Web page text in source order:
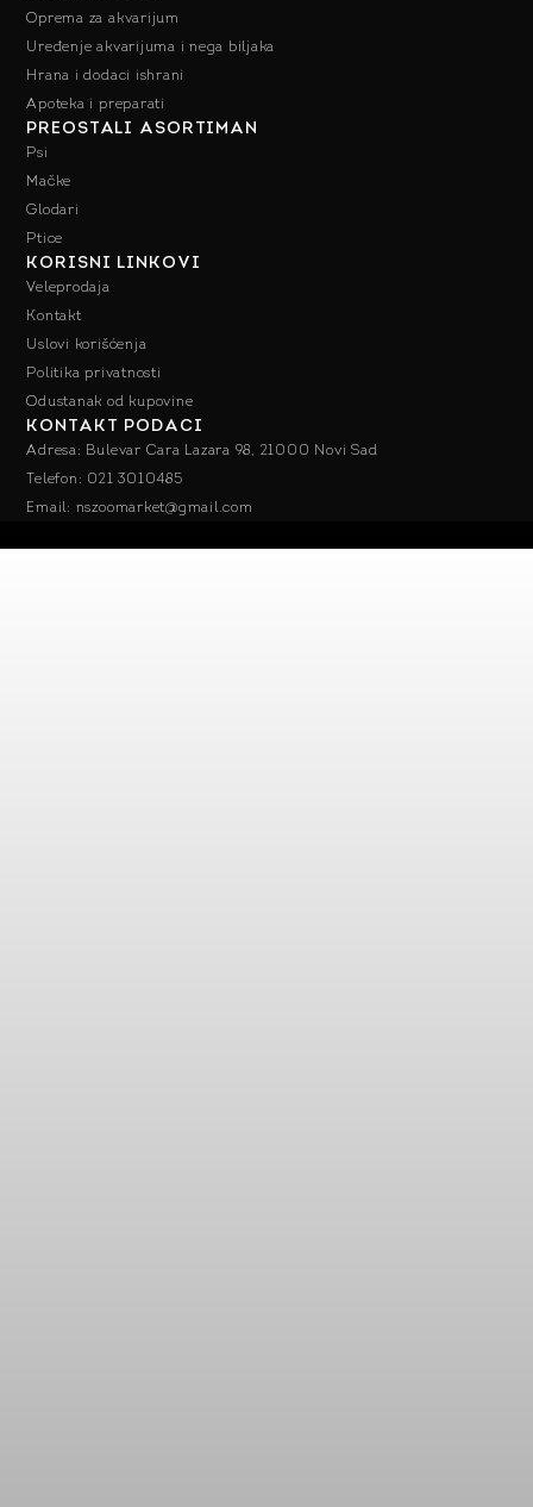
Oprema za akvarijum
Uređenje akvarijuma i nega biljaka
Hrana i dodaci ishrani
Apoteka i preparati
PREOSTALI ASORTIMAN
Psi
Mačke
Glodari
Ptice
KORISNI LINKOVI
Veleprodaja
Kontakt
Uslovi korišćenja
Politika privatnosti
Odustanak od kupovine
KONTAKT PODACI
Adresa: Bulevar Cara Lazara 98, 21000 Novi Sad
Telefon: 021 3010485
Email: nszoomarket@gmail.com